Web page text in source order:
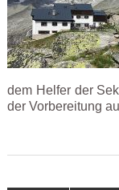
dem Helfer der
der Vorbereitung